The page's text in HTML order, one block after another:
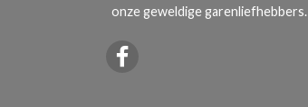
onze geweldige garenliefhebbers.